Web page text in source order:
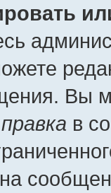
Вы
правка в
на